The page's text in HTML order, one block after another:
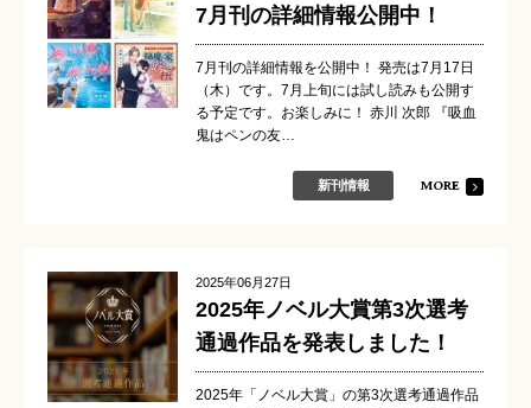
7月刊の詳細情報公開中！
7月刊の詳細情報を公開中！ 発売は7月17日
（木）です。7月上旬には試し読みも公開す
る予定です。お楽しみに！ 赤川 次郎 『吸血
鬼はペンの友…
新刊情報 MORE
2025年06月27日
2025年ノベル大賞第3次選考
通過作品を発表しました！
2025年「ノベル大賞」の第3次選考通過作品